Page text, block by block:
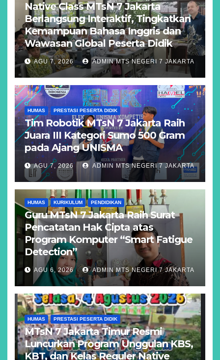
Native Class MTsN 7 Jakarta
Berlangsung Interaktif, Tingkatkan
Kemampuan Bahasa Inggris dan
Wawasan Global Peserta Didik
AGU 7, 2026 ADMIN MTS NEGERI 7 JAKARTA
HUMAS PRESTASI PESERTA DIDIK
Tim Robotik MTsN 7 Jakarta Raih
Juara III Kategori Sumo 500 Gram
pada Ajang UNISMA
AGU 7, 2026 ADMIN MTS NEGERI 7 JAKARTA
HUMAS KURIKULUM PENDIDIKAN
Guru MTsN 7 Jakarta Raih Surat
Pencatatan Hak Cipta atas
Program Komputer “Smart Fatigue
Detection”
AGU 6, 2026 ADMIN MTS NEGERI 7 JAKARTA
HUMAS PRESTASI PESERTA DIDIK
MTsN 7 Jakarta Timur Resmi
Luncurkan Program Unggulan KBS,
KBT, dan Kelas Reguler Native